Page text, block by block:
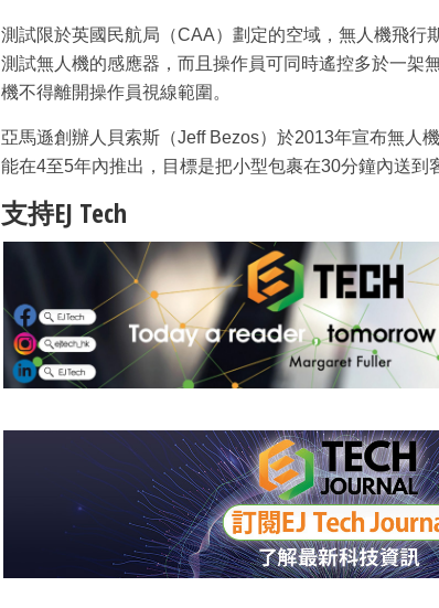
測試限於英國民航局（CAA）劃定的空域，無人機飛行
測試無人機的感應器，而且操作員可同時遙控多於一架
機不得離開操作員視線範圍。
亞馬遜創辦人貝索斯（Jeff Bezos）於2013年宣布無人
能在4至5年內推出，目標是把小型包裹在30分鐘內送到
支持EJ Tech